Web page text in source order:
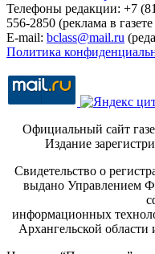
Телефоны редакции: +7
556-2850 (реклама в
E-mail: bclass@mail.ru
Политика
Официальный сайт
Издание
Свидетельство о
выдано Управлением
информационных
Архангельской